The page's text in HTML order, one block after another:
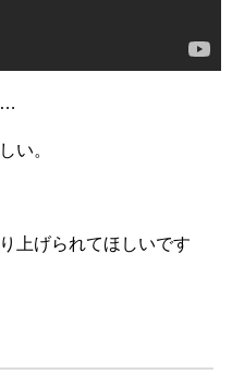
…
い。
上げられてほしいです